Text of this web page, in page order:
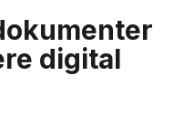
digital